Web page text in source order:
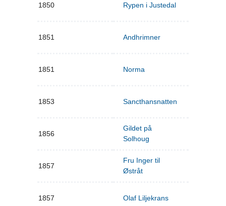
1850 Rypen i Justedal
1851 Andhrimner
1851 Norma
1853 Sancthansnatten
1856
Gildet på
Solhoug
1857
Fru Inger til
Østråt
1857 Olaf Liljekrans